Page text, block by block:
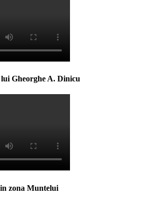
Gheorghe A. Dinicu
zona Muntelui